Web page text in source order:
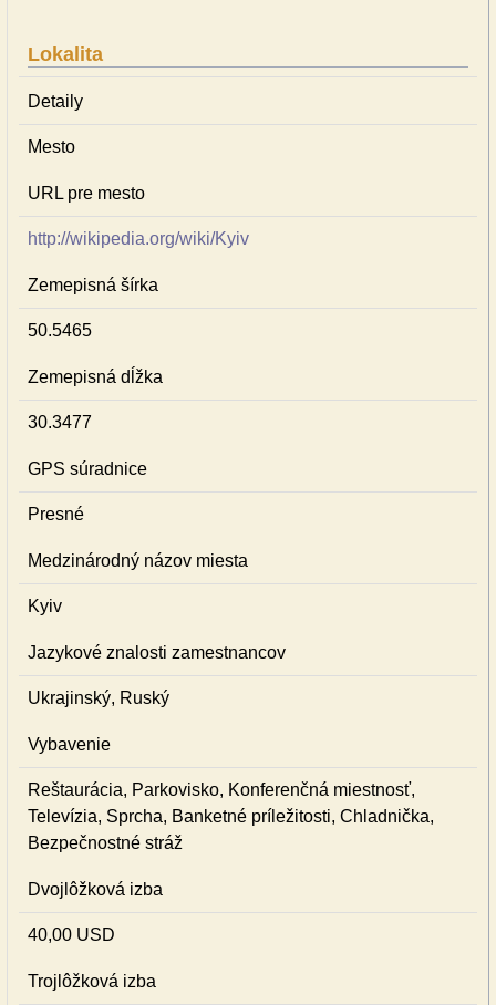
Lokalita
Detaily
Mesto
URL pre mesto
http://wikipedia.org/wiki/Kyiv
Zemepisná šírka
50.5465
Zemepisná dĺžka
30.3477
GPS súradnice
Presné
Medzinárodný názov miesta
Kyiv
Jazykové znalosti zamestnancov
Ukrajinský, Ruský
Vybavenie
Reštaurácia, Parkovisko, Konferenčná miestnosť,
Televízia, Sprcha, Banketné príležitosti, Chladnička,
Bezpečnostné stráž
Dvojlôžková izba
40,00 USD
Trojlôžková izba